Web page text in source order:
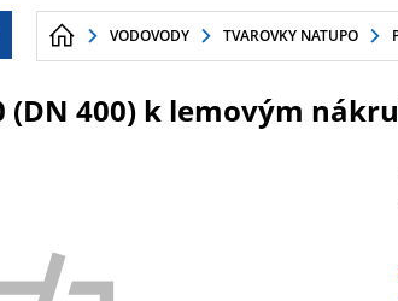
VODOVODY TVAROVKY NATUPO
(DN 400) k lemovým